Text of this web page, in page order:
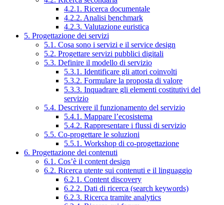
4.2.1. Ricerca documentale
4.2.2. Analisi benchmark
4.2.3. Valutazione euristica
5. Progettazione dei servizi
5.1. Cosa sono i servizi e il service design
5.2. Progettare servizi pubblici digitali
5.3. Definire il modello di servizio
5.3.1. Identificare gli attori coinvolti
5.3.2. Formulare la proposta di valore
5.3.3. Inquadrare gli elementi costitutivi del
servizio
5.4. Descrivere il funzionamento del servizio
5.4.1. Mappare l’ecosistema
5.4.2. Rappresentare i flussi di servizio
5.5. Co-progettare le soluzioni
5.5.1. Workshop di co-progettazione
6. Progettazione dei contenuti
6.1. Cos’è il content design
6.2. Ricerca utente sui contenuti e il linguaggio
6.2.1. Content discovery
6.2.2. Dati di ricerca (search keywords)
6.2.3. Ricerca tramite analytics